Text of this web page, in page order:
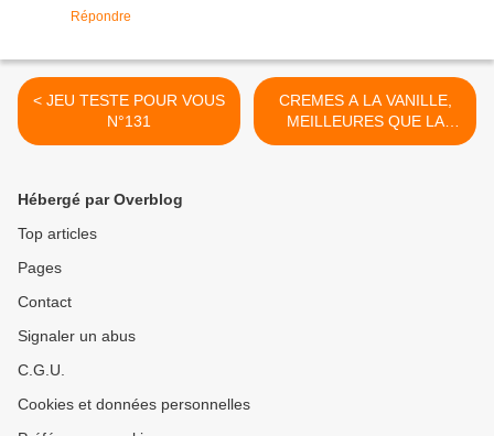
Répondre
< JEU TESTE POUR VOUS
N°131
CREMES A LA VANILLE,
MEILLEURES QUE LA
LAITIERE >
Hébergé par Overblog
Top articles
Pages
Contact
Signaler un abus
C.G.U.
Cookies et données personnelles